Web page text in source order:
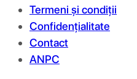
Termeni și condiții
Confidențialitate
Contact
ANPC